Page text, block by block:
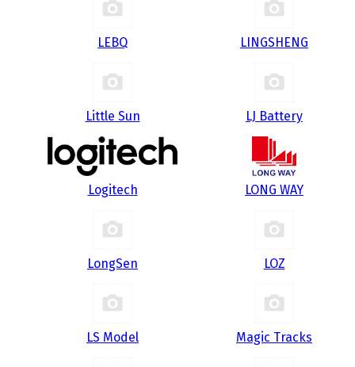
LEBQ LINGSHENG
Little Sun LJ Battery
Logitech LONG WAY
LongSen LOZ
LS Model Magic Tracks